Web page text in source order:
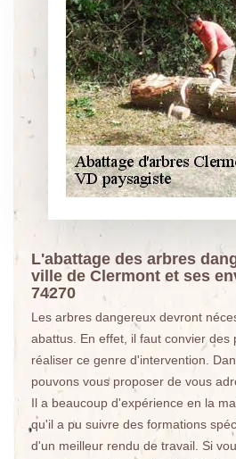
L'abattage des arbres
ville de Clermont et ses
74270
Les arbres dangereux devront
abattus. En effet, il faut convier des
réaliser ce genre d'intervention.
pouvons vous proposer de vous
Il a beaucoup d'expérience en la
qu'il a pu suivre des formations
d'un meilleur rendu de travail. Si